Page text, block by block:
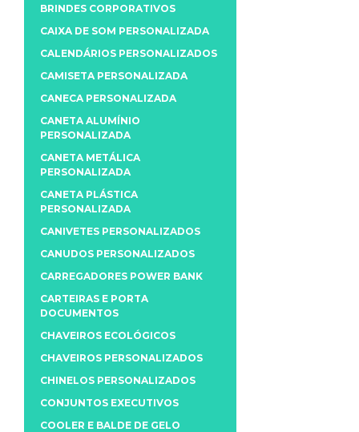
BRINDES CORPORATIVOS
CAIXA DE SOM PERSONALIZADA
CALENDÁRIOS PERSONALIZADOS
CAMISETA PERSONALIZADA
CANECA PERSONALIZADA
CANETA ALUMÍNIO
PERSONALIZADA
CANETA METÁLICA
PERSONALIZADA
CANETA PLÁSTICA
PERSONALIZADA
CANIVETES PERSONALIZADOS
CANUDOS PERSONALIZADOS
CARREGADORES POWER BANK
CARTEIRAS E PORTA
DOCUMENTOS
CHAVEIROS ECOLÓGICOS
CHAVEIROS PERSONALIZADOS
CHINELOS PERSONALIZADOS
CONJUNTOS EXECUTIVOS
COOLER E BALDE DE GELO